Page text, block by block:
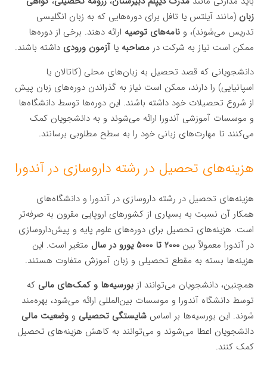
زبان (مانند آیلتس یا تافل برای دوره‌هایی که به زبان انگلیسی
تدریس می‌شوند)، ونامه‌های توصیه ارائه دهند. برخی از دوره‌ها
ممکن است نیاز به شرکت درمصاحبه یاآزمون ورودی داشته باشند.
دانشجویانی که قصد تحصیل به زبان‌های محلی (کاتالان یا
اسپانیایی) را دارند، ممکن است نیاز به گذراندن دوره‌های زبان پیش
از شروع تحصیلات خود داشته باشند. این دوره‌ها توسط دانشگاه‌ها
و موسسات آموزشی آندورا ارائه می‌شوند و به دانشجویان کمک
می‌کنند تا مهارت‌های زبانی خود را به سطح مطلوبی برسانند.
هزینه‌های تحصیل در رشته داروسازی در آندورا
هزینه‌های تحصیل در رشته داروسازی در آندورا و دانشگاه‌های
همکار آن نسبت به بسیاری از کشورهای اروپایی مقرون به صرفه‌تر
است. هزینه‌های تحصیل برای دوره‌های علوم پایه و پیش‌داروسازی
در آندورا معمولاً بین۲۰۰۰ تا ۵۰۰۰ یورو در سال
متغیر است. این
هزینه‌ها بسته به مقطع تحصیلی و زبان آموزش متفاوت هستند.
همچنین، دانشجویان می‌توانند ازبورسیه‌ها و کمک‌های مالی که
توسط دانشگاه آندورا و موسسات بین‌المللی ارائه می‌شود، بهره‌مند
شوند. این بورسیه‌ها بر اساسشایستگی تحصیلی ووضعیت مالی
دانشجویان اعطا می‌شوند و می‌توانند به کاهش هزینه‌های تحصیل
کمک کنند.